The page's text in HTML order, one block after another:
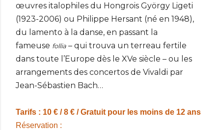
œuvres italophiles du Hongrois György Ligeti
(1923-2006) ou Philippe Hersant (né en 1948),
du lamento à la danse, en passant la
fameuse follia – qui trouva un terreau fertile
dans toute l’Europe dès le XVe siècle – ou les
arrangements des concertos de Vivaldi par
Jean-Sébastien Bach…
Tarifs : 10 € / 8 € / Gratuit pour les moins de 12 ans
Réservation :